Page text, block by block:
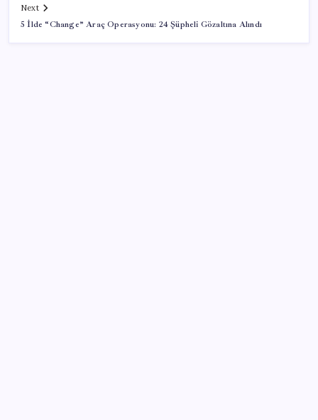
Next
5 İlde “Change” Araç Operasyonu: 24 Şüpheli Gözaltına Alındı